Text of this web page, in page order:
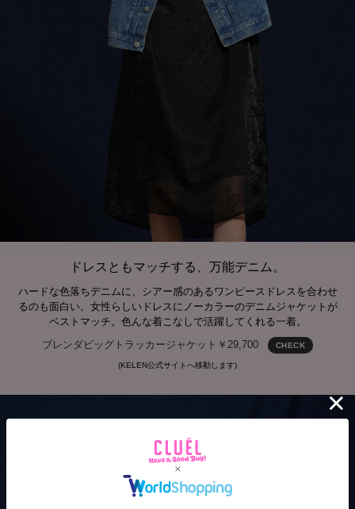
ドレスともマッチする、万能デニム。
ハードな色落ちデニムに、シアー感のあるワンピースドレスを合わせ
るのも面白い。女性らしいドレスにノーカラーのデニムジャケットが
ベストマッチ。色んな着こなしで活躍してくれる一着。
ブレンダビッグトラッカージャケット￥29,700
CHECK
(KELEN公式サイトへ移動します)